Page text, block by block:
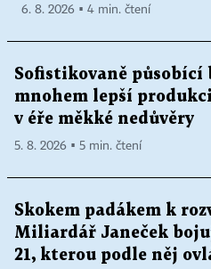
6. 8. 2026 ▪ 4 min. čtení
Sofistikovaně působící
mnohem lepší
v éře měkké nedůvěry
5. 8. 2026 ▪ 5 min. čtení
Skokem padákem k
Miliardář Janeček
21, kterou podle něj